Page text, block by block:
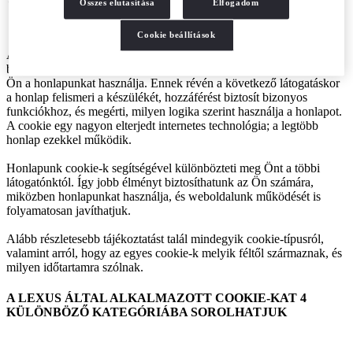
A cookie egy apró, a honlapunkról elküldött adat, amit az Ön
böngésző programja, mobiltelefonja vagy más eszköze tárol, amíg
Ön a honlapunkat használja. Ennek révén a következő látogatáskor
a honlap felismeri a készülékét, hozzáférést biztosít bizonyos
funkciókhoz, és megérti, milyen logika szerint használja a honlapot.
A cookie egy nagyon elterjedt internetes technológia; a legtöbb
honlap ezekkel működik.
Honlapunk cookie-k segítségével különbözteti meg Önt a többi
látogatónktól. Így jobb élményt biztosíthatunk az Ön számára,
miközben honlapunkat használja, és weboldalunk működését is
folyamatosan javíthatjuk.
Alább részletesebb tájékoztatást talál mindegyik cookie-típusról,
valamint arról, hogy az egyes cookie-k melyik féltől származnak, és
milyen időtartamra szólnak.
A LEXUS ÁLTAL ALKALMAZOTT COOKIE-KAT 4
KÜLÖNBÖZŐ KATEGÓRIÁBA SOROLHATJUK
Összes elutasítása Elfogadom
Cookie beállítások